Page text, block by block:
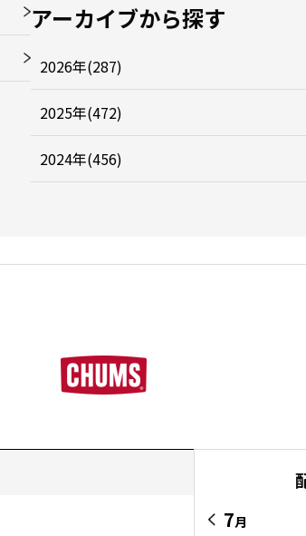
アーカイブから探す
2026年(287)
2025年(472)
2024年(456)
7月